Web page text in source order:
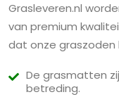
Grasleveren.nl
van premium
dat onze
De grasmatten
betreding.